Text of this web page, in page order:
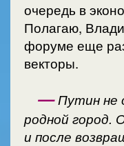
очередь в
Полагаю,
форуме еще
векторы.
—Путин не
родной город.
и после